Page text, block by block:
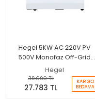
Hegel 5KW AC 220V PV
500V Monofaz Off-Grid
İnverter - 80A MPPT Tam
Sinus İnvertör
Hegel
39.690 TL
27.783 TL
KARGO
BEDAVA